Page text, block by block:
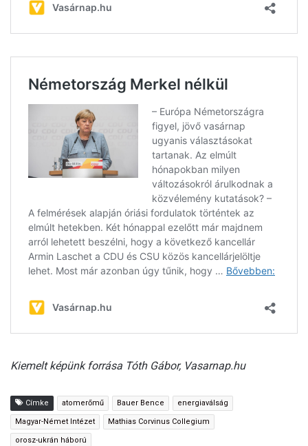
Kiemelt képünk forrása Tóth Gábor, Vasarnap.hu
Címke atomerőmű Bauer Bence energiaválság
Magyar-Német Intézet Mathias Corvinus Collegium
orosz-ukrán háború